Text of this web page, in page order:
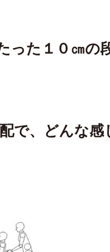
った１０㎝の
で、どんな感